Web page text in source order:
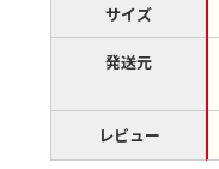
サイズ
発送元
レビュー